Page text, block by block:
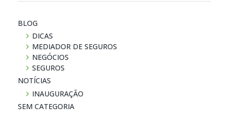
BLOG
DICAS
MEDIADOR DE SEGUROS
NEGÓCIOS
SEGUROS
NOTÍ­CIAS
INAUGURAÇÃO
SEM CATEGORIA